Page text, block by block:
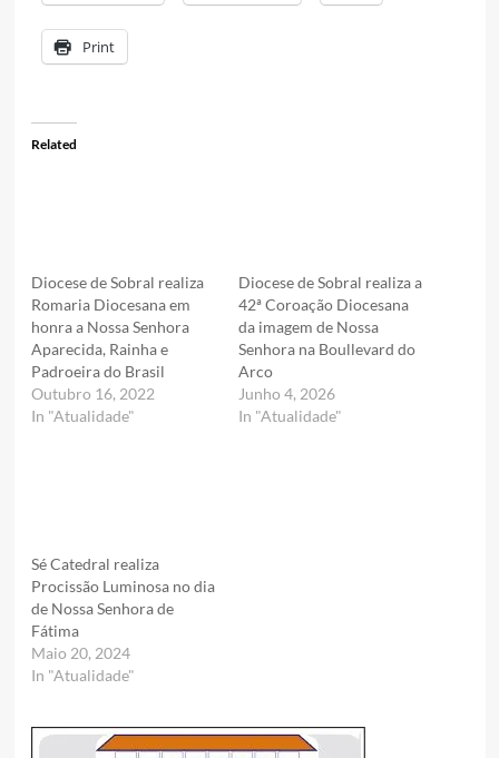
Print
Related
Diocese de Sobral realiza
Romaria Diocesana em
honra a Nossa Senhora
Aparecida, Rainha e
Padroeira do Brasil
Outubro 16, 2022
In "Atualidade"
Diocese de Sobral realiza a
42ª Coroação Diocesana
da imagem de Nossa
Senhora na Boullevard do
Arco
Junho 4, 2026
In "Atualidade"
Sé Catedral realiza
Procissão Luminosa no dia
de Nossa Senhora de
Fátima
Maio 20, 2024
In "Atualidade"